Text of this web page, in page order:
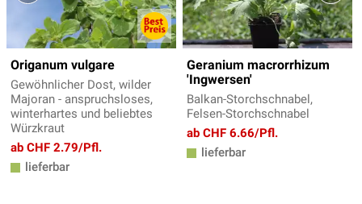
Origanum vulgare
Gewöhnlicher Dost, wilder
Majoran - anspruchsloses,
winterhartes und beliebtes
Würzkraut
ab CHF 2.79/Pfl.
lieferbar
Geranium macrorrhizum
'Ingwersen'
Balkan-Storchschnabel,
Felsen-Storchschnabel
ab CHF 6.66/Pfl.
lieferbar